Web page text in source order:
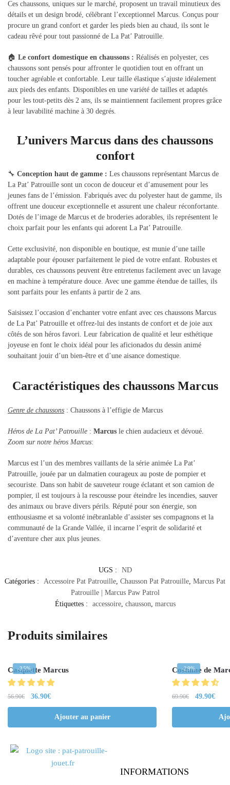
Ces chaussons, uniques sur le marché, proposent un travail minutieux des
détails et un design brodé, célébrant l’exceptionnel Marcus. Conçus pour
procure un grand confort et garder les pieds bien au chaud, ils sont le
cadeau rêvé pour tout passionné de La Pat’ Patrouille.
🏠 Le confort domestique en chaussons : Réalisés en polyester, ces
chaussons sont pensés pour affronter le quotidien tout en offrant un
toucher agréable et confortable. Leur taille élastique s’ajuste idéalement
aux pieds des enfants. Disponibles en une variété de tailles et adaptés
pour les tout-petits dès 2 ans, ils se maintiennent facilement propres grâce
à leur lavabilité machine à 30 degrés.
L’univers Marcus dans des chaussons
confort
🔧 Conception haut de gamme : Les chaussons représentant Marcus de
La Pat’ Patrouille sont un cocon de douceur et d’amusement pour les
jeunes fans de l’émission. Fabriqués avec du polyester haut de gamme, ils
offrent une douceur exceptionnelle et assurent une chaleur réconfortante.
Dotés de l’image de Marcus et de broderies adorables, ils représentent le
choix parfait pour les enfants qui adorent La Pat’ Patrouille.
Cette exclusivité, non disponible en boutique, est munie d’une taille
adaptable pour épouser parfaitement le pied de votre enfant. Robustes et
durables, ces chaussons peuvent être entretenus facilement avec un lavage
en machine à température douce. Avec une gamme étendue de tailles, ils
sont parfaits pour les enfants à partir de 2 ans.
Saisissez l’occasion d’enchanter votre enfant avec ces chaussons Marcus
de La Pat’ Patrouille et offrez-lui des instants de confort et de joie aux
côtés de son héros favori. Leur fabrication de qualité et leur esthétique
joyeuse en font le choix idéal pour les aficionados du dessin animé
souhaitant jouir d’un bien-être et d’une aisance domestique.
Caractéristiques des chaussons Marcus
Genre de chaussons : Chaussons à l’effigie de Marcus
Héros de La Pat’ Patrouille : Marcus le chien audacieux et dévoué.
Zoom sur notre héros Marcus:
Marcus est l’un des membres vaillants de la série animée La Pat’
Patrouille, jouée par un dalmatien courageux au poste de pompier et
secouriste. Dans son habit de sauveteur rouge éclatant et son camion de
pompier, il est toujours à la rescousse pour éteindre les incendies, sauver
des animaux ou brave divers périls. Réputé pour son énergie, son
enthousiasme et sa volonté inébranlable d’assister ses compagnons et la
communauté de la Grande Vallée, il incarne l’esprit de solidarité et
d’aventure cher aux plus jeunes.
UGS :
ND
Catégories :
Accessoire Pat Patrouille Chausson Pat Patrouille Marcus Pat
Patrouille | Marcus Paw Patrol
Étiquettes :
accessoire, chausson marcus
Produits similaires
-35%
Casquette Marcus
56.90€ 36.90€
Ajouter au panier
-29%
Costume de
69.90€ 49.90€
INFORMATIONS